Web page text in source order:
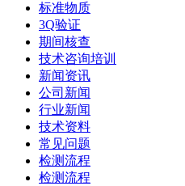
标准物质
3Q验证
期间核查
技术咨询培训
新闻资讯
公司新闻
行业新闻
技术资料
常见问题
检测流程
检测流程